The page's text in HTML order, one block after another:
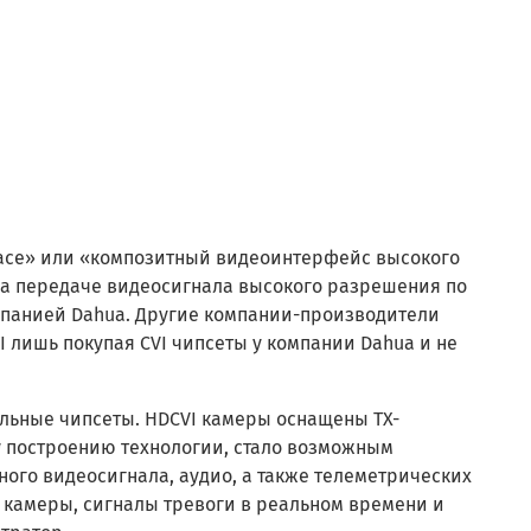
или «композитный видеоинтерфейс высокого
передаче видеосигнала высокого разрешения по
Dahua. Другие компании-производители
покупая CVI чипсеты у компании Dahua и не
чипсеты. HDCVI камеры оснащены TX-
построению технологии, стало возможным
видеосигнала, аудио, а также телеметрических
сигналы тревоги в реальном времени и